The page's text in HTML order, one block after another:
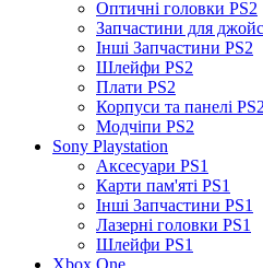
Оптичні головки PS2
Запчастини для
Інші Запчастини PS2
Шлейфи PS2
Плати PS2
Корпуси та панелі PS2
Модчіпи PS2
Sony Playstation
Аксесуари PS1
Карти пам'яті PS1
Інші Запчастини PS1
Лазерні головки PS1
Шлейфи PS1